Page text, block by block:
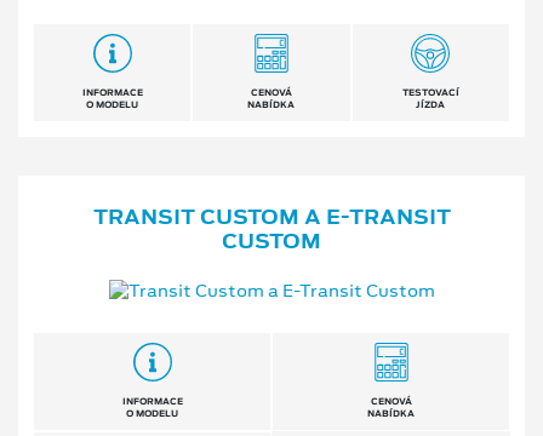
INFORMACE
O MODELU
CENOVÁ
NABÍDKA
TESTOVACÍ
JÍZDA
TRANSIT CUSTOM A E⁠-⁠TRANSIT
CUSTOM
INFORMACE
O MODELU
CENOVÁ
NABÍDKA